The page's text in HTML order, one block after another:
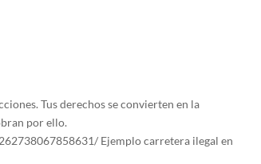
Tus derechos se convierten en la
por ello.
Ejemplo carretera ilegal en